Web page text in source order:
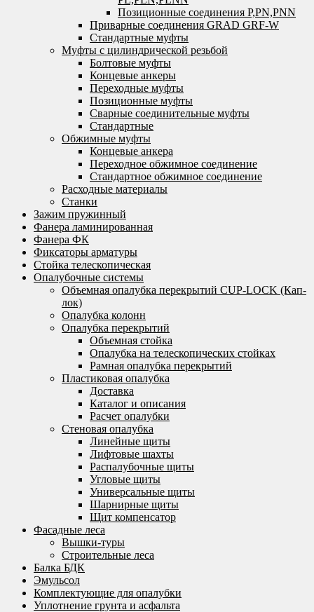
Позиционные соединения P,PN,PNN
Приварные соединения GRAD GRF-W
Стандартные муфты
Муфты с цилиндрической резьбой
Болтовые муфты
Концевые анкеры
Переходные муфты
Позиционные муфты
Сварные соединительные муфты
Стандартные
Обжимные муфты
Концевые анкера
Переходное обжимное соединение
Стандартное обжимное соединение
Расходные материалы
Станки
Зажим пружинный
Фанера ламинированная
Фанера ФК
Фиксаторы арматуры
Стойка телескопическая
Опалубочные системы
Объемная опалубка перекрытий CUP-LOCK (Кап-
лок)
Опалубка колонн
Опалубка перекрытий
Объемная стойка
Опалубка на телескопических стойках
Рамная опалубка перекрытий
Пластиковая опалубка
Доставка
Каталог и описания
Расчет опалубки
Стеновая опалубка
Линейные щиты
Лифтовые шахты
Распалубочные щиты
Угловые щиты
Универсальные щиты
Шарнирные щиты
Щит компенсатор
Фасадные леса
Вышки-туры
Строительные леса
Балка БДК
Эмульсол
Комплектующие для опалубки
Уплотнение грунта и асфальта